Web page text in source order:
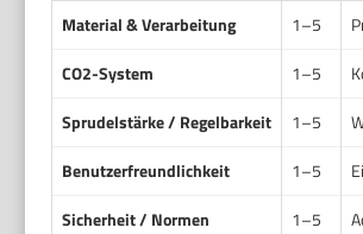
Material & Verarbeitung
1–5
CO2-System
1–5
Sprudelstärke / Regelbarkeit
1–5
Benutzerfreundlichkeit
1–5
Sicherheit / Normen
1–5